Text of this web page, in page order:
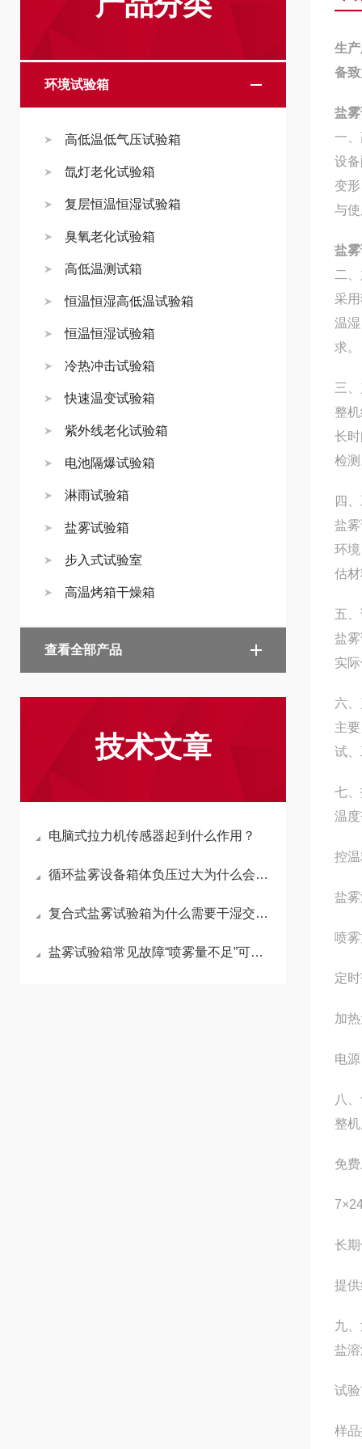
环境试验箱
高低温低气压试验箱
氙灯老化试验箱
复层恒温恒湿试验箱
臭氧老化试验箱
高低温测试箱
恒温恒湿高低温试验箱
恒温恒湿试验箱
冷热冲击试验箱
快速温变试验箱
紫外线老化试验箱
电池隔爆试验箱
淋雨试验箱
盐雾试验箱
步入式试验室
高温烤箱干燥箱
查看全部产品
技术文章
电脑式拉力机传感器起到什么作用？
循环盐雾设备箱体负压过大为什么会倒吸外部水汽？
复合式盐雾试验箱为什么需要干湿交替循环功能？
盐雾试验箱常见故障“喷雾量不足”可能由哪些原因引起？
生
备
盐
一
设
变
与
盐
二
采
温
求。
三
整
长
检
四
盐
环
估
五
盐
实
六
主
试
七
温
控
盐
喷
定
加
电
八
整
免
长
提
九
盐
试
样